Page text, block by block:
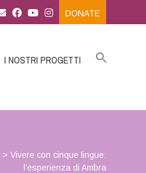
DONATE
I NOSTRI PROGETTI
> Vivere con cinque lingue:
l’esperienza di Ambra